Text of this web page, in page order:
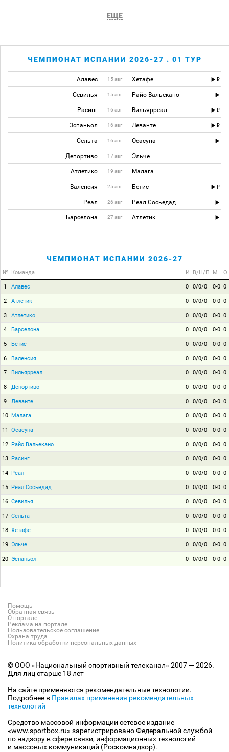
ЕЩЕ
ЧЕМПИОНАТ ИСПАНИИ 2026-27 . 01 ТУР
Алавес 15 авг Хетафе
Севилья 15 авг Райо Вальекано
Расинг 16 авг Вильярреал
Эспаньол 16 авг Леванте
Сельта 16 авг Осасуна
Депортиво 17 авг Эльче
Атлетико 19 авг Малага
Валенсия 25 авг Бетис
Реал 26 авг Реал Сосьедад
Барселона 27 авг Атлетик
ЧЕМПИОНАТ ИСПАНИИ 2026-27
№ Команда И В/Н/П М О
1 Алавес 0 0/0/0 0-0 0
2 Атлетик 0 0/0/0 0-0 0
3 Атлетико 0 0/0/0 0-0 0
4 Барселона 0 0/0/0 0-0 0
5 Бетис 0 0/0/0 0-0 0
6 Валенсия 0 0/0/0 0-0 0
7 Вильярреал 0 0/0/0 0-0 0
8 Депортиво 0 0/0/0 0-0 0
9 Леванте 0 0/0/0 0-0 0
10 Малага 0 0/0/0 0-0 0
11 Осасуна 0 0/0/0 0-0 0
12 Райо Вальекано 0 0/0/0 0-0 0
13 Расинг 0 0/0/0 0-0 0
14 Реал 0 0/0/0 0-0 0
15 Реал Сосьедад 0 0/0/0 0-0 0
16 Севилья 0 0/0/0 0-0 0
17 Сельта 0 0/0/0 0-0 0
18 Хетафе 0 0/0/0 0-0 0
19 Эльче 0 0/0/0 0-0 0
20 Эспаньол 0 0/0/0 0-0 0
Помощь
Обратная связь
О портале
Реклама на портале
Пользовательское соглашение
Охрана труда
Политика обработки персональных данных
© ООО «Национальный спортивный телеканал» 2007 — 2026.
Для лиц старше 18 лет
На сайте применяются рекомендательные технологии.
Подробнее в Правилах применения рекомендательных
технологий
Средство массовой информации сетевое издание
«www.sportbox.ru» зарегистрировано Федеральной службой
по надзору в сфере связи, информационных технологий
и массовых коммуникаций (Роскомнадзор).